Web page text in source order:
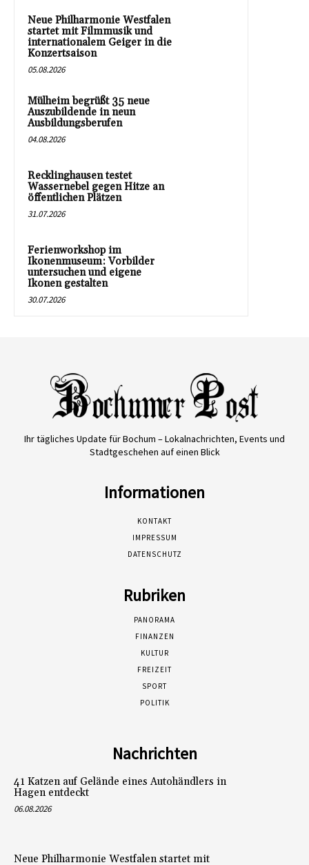
Neue Philharmonie Westfalen
startet mit Filmmusik und
internationalem Geiger in die
Konzertsaison
05.08.2026
Mülheim begrüßt 35 neue
Auszubildende in neun
Ausbildungsberufen
04.08.2026
Recklinghausen testet
Wassernebel gegen Hitze an
öffentlichen Plätzen
31.07.2026
Ferienworkshop im
Ikonenmuseum: Vorbilder
untersuchen und eigene
Ikonen gestalten
30.07.2026
Ihr tägliches Update für Bochum – Lokalnachrichten, Events und
Stadtgeschehen auf einen Blick
Informationen
KONTAKT
IMPRESSUM
DATENSCHUTZ
Rubriken
PANORAMA
FINANZEN
KULTUR
FREIZEIT
SPORT
POLITIK
Nachrichten
41 Katzen auf Gelände eines Autohändlers in
Hagen entdeckt
06.08.2026
Neue Philharmonie Westfalen startet mit